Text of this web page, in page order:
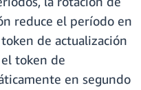
reduce el período en
de actualización
token de
en segundo